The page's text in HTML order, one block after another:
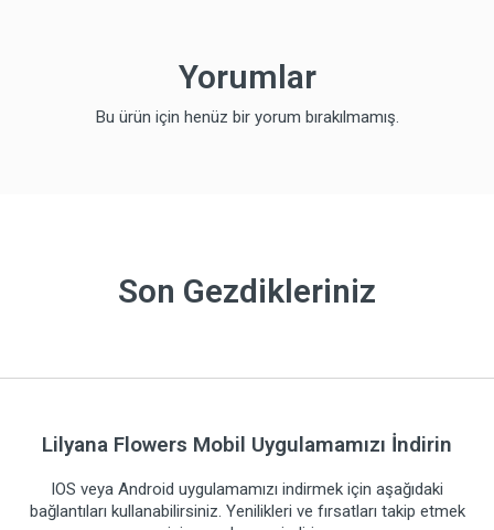
Yorumlar
Bu ürün için henüz bir yorum bırakılmamış.
Son Gezdikleriniz
Lilyana Flowers Mobil Uygulamamızı İndirin
IOS veya Android uygulamamızı indirmek için aşağıdaki
bağlantıları kullanabilirsiniz. Yenilikleri ve fırsatları takip etmek